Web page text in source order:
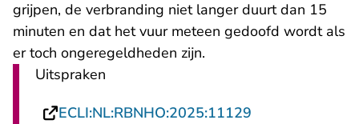
grijpen, de verbranding niet langer duurt dan 15
minuten en dat het vuur meteen gedoofd wordt als
er toch ongeregeldheden zijn.
Uitspraken
ECLI:NL:RBNHO:2025:11129